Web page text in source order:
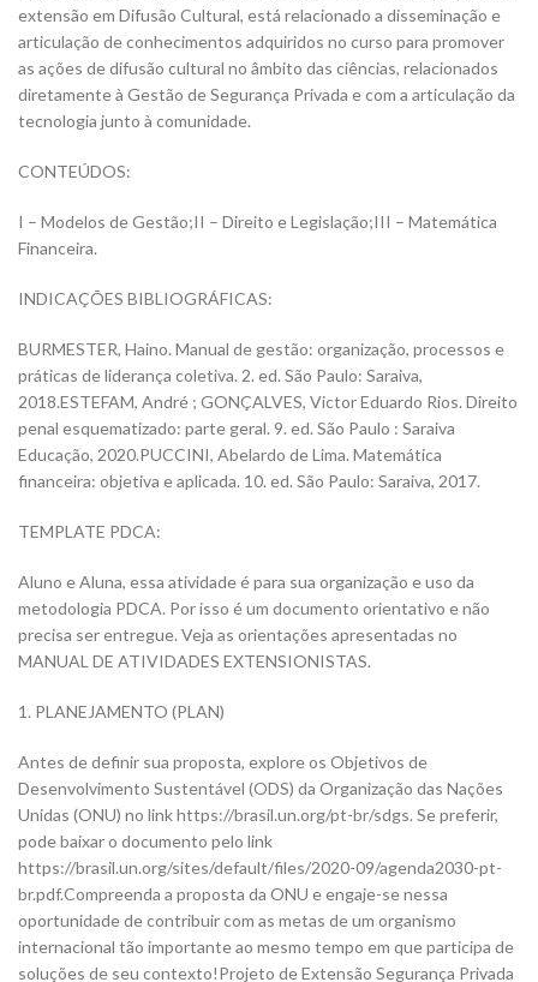
extensão em Difusão Cultural, está relacionado a disseminação e
articulação de conhecimentos adquiridos no curso para promover
as ações de difusão cultural no âmbito das ciências, relacionados
diretamente à Gestão de Segurança Privada e com a articulação da
tecnologia junto à comunidade.
CONTEÚDOS:
I – Modelos de Gestão;II – Direito e Legislação;III – Matemática
Financeira.
INDICAÇÕES BIBLIOGRÁFICAS:
BURMESTER, Haino. Manual de gestão: organização, processos e
práticas de liderança coletiva. 2. ed. São Paulo: Saraiva,
2018.ESTEFAM, André ; GONÇALVES, Victor Eduardo Rios. Direito
penal esquematizado: parte geral. 9. ed. São Paulo : Saraiva
Educação, 2020.PUCCINI, Abelardo de Lima. Matemática
financeira: objetiva e aplicada. 10. ed. São Paulo: Saraiva, 2017.
TEMPLATE PDCA:
Aluno e Aluna, essa atividade é para sua organização e uso da
metodologia PDCA. Por isso é um documento orientativo e não
precisa ser entregue. Veja as orientações apresentadas no
MANUAL DE ATIVIDADES EXTENSIONISTAS.
1. PLANEJAMENTO (PLAN)
Antes de definir sua proposta, explore os Objetivos de
Desenvolvimento Sustentável (ODS) da Organização das Nações
Unidas (ONU) no link https://brasil.un.org/pt-br/sdgs. Se preferir,
pode baixar o documento pelo link
https://brasil.un.org/sites/default/files/2020-09/agenda2030-pt-
br.pdf.Compreenda a proposta da ONU e engaje-se nessa
oportunidade de contribuir com as metas de um organismo
internacional tão importante ao mesmo tempo em que participa de
soluções de seu contexto!Projeto de Extensão Segurança Privada